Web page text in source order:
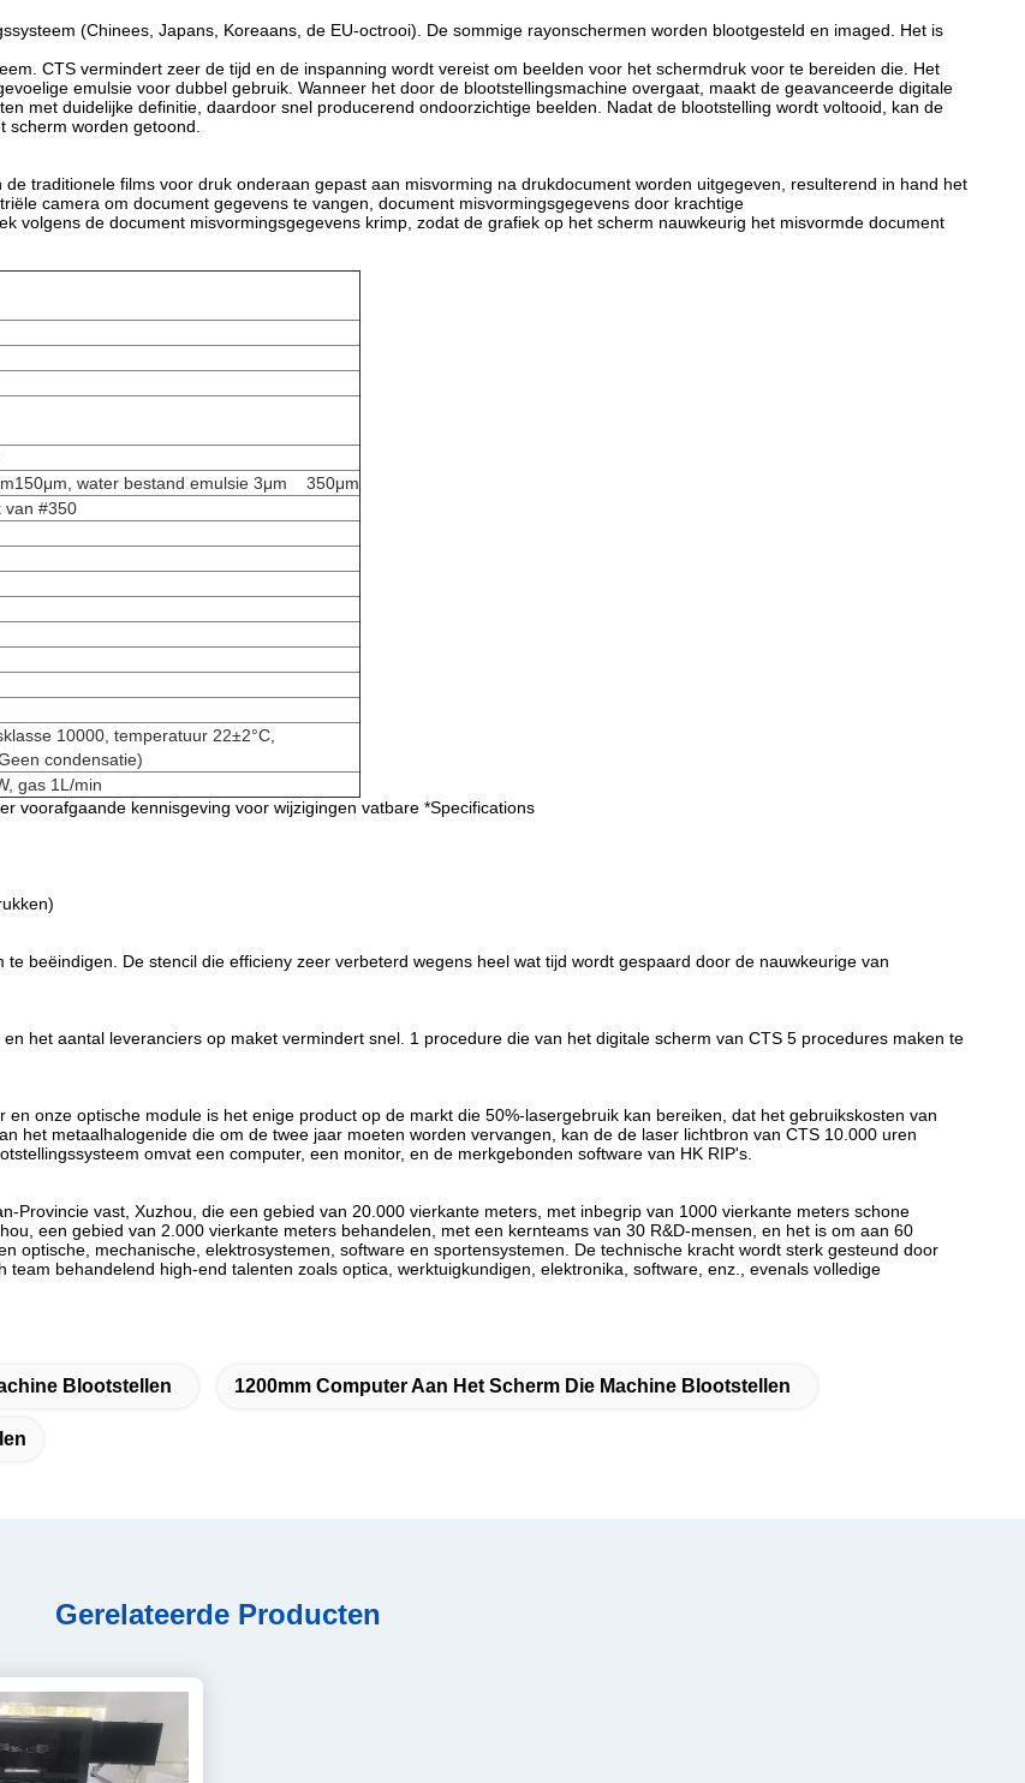
(Chinees, Japans, Koreaans, de EU-octrooi). De sommige rayonschermen worden blootgesteld en imaged. Het is
CTS vermindert zeer de tijd en de inspanning wordt vereist om beelden voor het schermdruk voor te bereiden die. Het
emulsie voor dubbel gebruik. Wanneer het door de blootstellingsmachine overgaat, maakt de geavanceerde digitale
met duidelijke definitie, daardoor snel producerend ondoorzichtige beelden. Nadat de blootstelling wordt voltooid, kan de
worden getoond.
traditionele films voor druk onderaan gepast aan misvorming na drukdocument worden uitgegeven, resulterend in hand het
camera om document gegevens te vangen, document misvormingsgegevens door krachtige
volgens de document misvormingsgegevens krimp, zodat de grafiek op het scherm nauwkeurig het misvormde document
water bestand emulsie 3μm 350μm
van #350
10000, temperatuur 22±2°C,
condensatie)
gas 1L/min
wijzigingen vatbare *Specifications
beëindigen. De stencil die efficieny zeer verbeterd wegens heel wat tijd wordt gespaard door de nauwkeurige van
het aantal leveranciers op maket vermindert snel. 1 procedure die van het digitale scherm van CTS 5 procedures maken te
onze optische module is het enige product op de markt die 50%-lasergebruik kan bereiken, dat het gebruikskosten van
het metaalhalogenide die om de twee jaar moeten worden vervangen, kan de de laser lichtbron van CTS 10.000 uren
omvat een computer, een monitor, en de merkgebonden software van HK RIP's.
Provincie vast, Xuzhou, die een gebied van 20.000 vierkante meters, met inbegrip van 1000 vierkante meters schone
een gebied van 2.000 vierkante meters behandelen, met een kernteams van 30 R&D-mensen, en het is om aan 60
optische, mechanische, elektrosystemen, software en sportensystemen. De technische kracht wordt sterk gesteund door
behandelend high-end talenten zoals optica, werktuigkundigen, elektronika, software, enz., evenals volledige
Blootstellen 1200mm Computer Aan Het Scherm Die Machine Blootstellen
Gerelateerde Producten